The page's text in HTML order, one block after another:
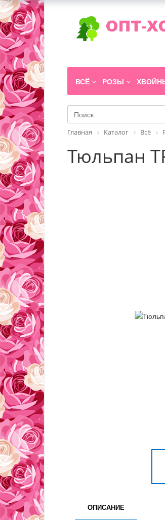
ВСЁ РОЗЫ
Главная Каталог Всё
Тюльпан
ОПИСАНИЕ